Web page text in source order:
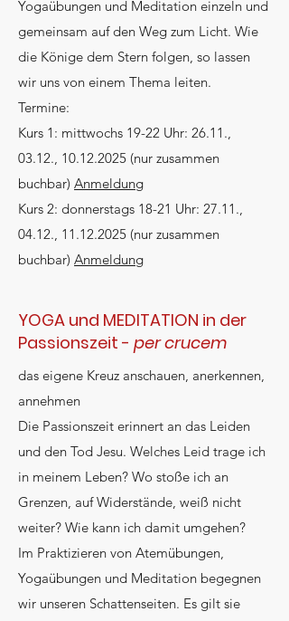
Yogaübungen und Meditation einzeln und
gemeinsam auf den Weg zum Licht. Wie
die Könige dem Stern folgen, so lassen
wir uns von einem Thema leiten.
Termine:
Kurs 1: mittwochs 19-22 Uhr: 26.11.,
03.12., 10.12.2025 (nur zusammen
buchbar) Anmeldung
Kurs 2: donnerstags 18-21 Uhr: 27.11.,
04.12., 11.12.2025 (nur zusammen
buchbar) Anmeldung
YOGA und MEDITATION in der
Passionszeit - per crucem
das eigene Kreuz anschauen, anerkennen,
annehmen
Die Passionszeit erinnert an das Leiden
und den Tod Jesu. Welches Leid trage ich
in meinem Leben? Wo stoße ich an
Grenzen, auf Widerstände, weiß nicht
weiter? Wie kann ich damit umgehen?
Im Praktizieren von Atemübungen,
Yogaübungen und Meditation begegnen
wir unseren Schattenseiten. Es gilt sie